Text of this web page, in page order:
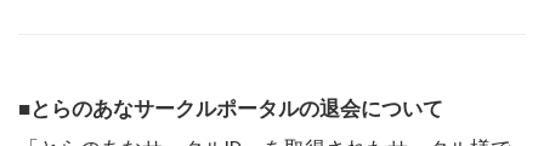
■とらのあなサークルポータルの退会について